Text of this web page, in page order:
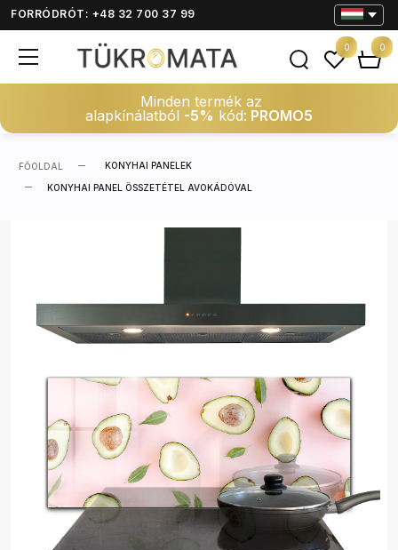
FORRÓDRÓT: +48 32 700 37 99
Minden termék az
alapkínálatból -5% kód: PROMO5
0 0
FŐOLDAL KONYHAI PANELEK
KONYHAI PANEL ÖSSZETÉTEL AVOKÁDÓVAL